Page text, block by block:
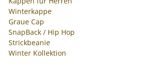
Winterkappe
Graue Cap
SnapBack / Hip Hop
Strickbeanie
Winter Kollektion